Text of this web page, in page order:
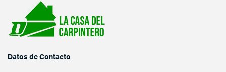
Datos de Contacto